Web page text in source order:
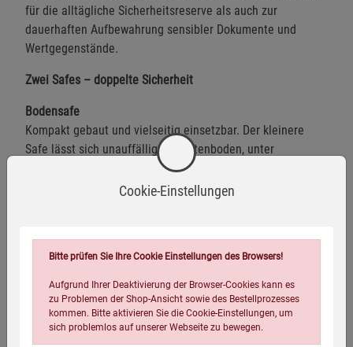
für die alltägliche Sicherheitsreserve als auch zur
dauerhaften Aufbewahrung sensibler Dokumente und
Wertgegenstände.
Zwei Safes – doppelte Sicherheit
Bodensafe
Kompakt gebaut und vielseitig einsetzbar. Der kleinere
Safe lässt sich unauffällig im Gartenboden, unter
Pflastersteinen oder sogar in der Toilettenspülung
integrieren. Der verschweißte Boden und die wasserdicht
Maße:Ø 50 × 225 mm
Wandstärke:2,6 mm
Gewicht:755 g
Cookie-Einstellungen
Bitte prüfen Sie Ihre Cookie Einstellungen des Browsers!
Aufgrund Ihrer Deaktivierung der Browser-Cookies kann es
zu Problemen der Shop-Ansicht sowie des Bestellprozesses
kommen. Bitte aktivieren Sie die Cookie-Einstellungen, um
sich problemlos auf unserer Webseite zu bewegen.